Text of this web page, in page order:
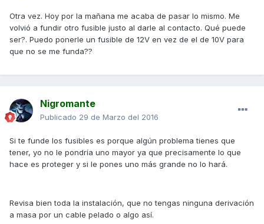
Otra vez. Hoy por la mañana me acaba de pasar lo mismo. Me
volvió a fundir otro fusible justo al darle al contacto. Qué puede
ser?. Puedo ponerle un fusible de 12V en vez de el de 10V para
que no se me funda??
Nigromante
Publicado 29 de Marzo del 2016
Si te funde los fusibles es porque algún problema tienes que
tener, yo no le pondría uno mayor ya que precisamente lo que
hace es proteger y si le pones uno más grande no lo hará.
Revisa bien toda la instalación, que no tengas ninguna derivación
a masa por un cable pelado o algo así.